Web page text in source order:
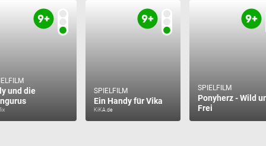
und die
SPIELFILM
Ein Handy für Vika
KiKA.de
SPIELFILM
Ponyherz - Wild
Frei